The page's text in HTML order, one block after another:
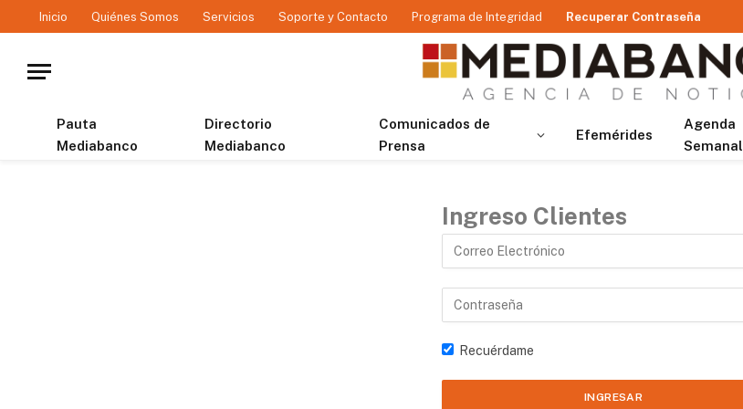
Inicio Quiénes Somos Servicios Soporte y Contacto Programa de Integridad Recuperar Contraseña
Pauta
Mediabanco
Directorio
Mediabanco
Comunicados de
Prensa
Efemérides
Agenda
Semanal
Ingreso Clientes
Recuérdame